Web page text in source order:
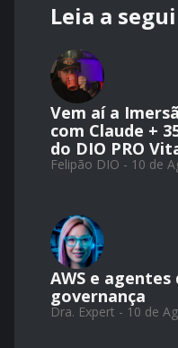
Leia a
Vem aí a
com Claude +
do DIO PRO
Felipão DIO - 10 de
AWS e
governança
Dra. Expert - 10 de